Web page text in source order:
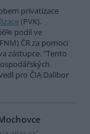
privatizace
(PVK).
podíl ve
ČR za pomoci
zástupce. "Tento
pro ČIA Dalibor